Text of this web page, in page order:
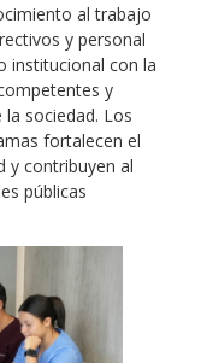
al trabajo
y personal
institucional con la
y
sociedad. Los
fortalecen el
y contribuyen al
públicas